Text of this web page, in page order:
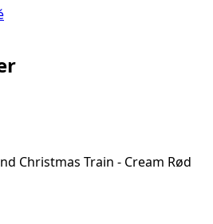
Christmas Train - Cream Rød